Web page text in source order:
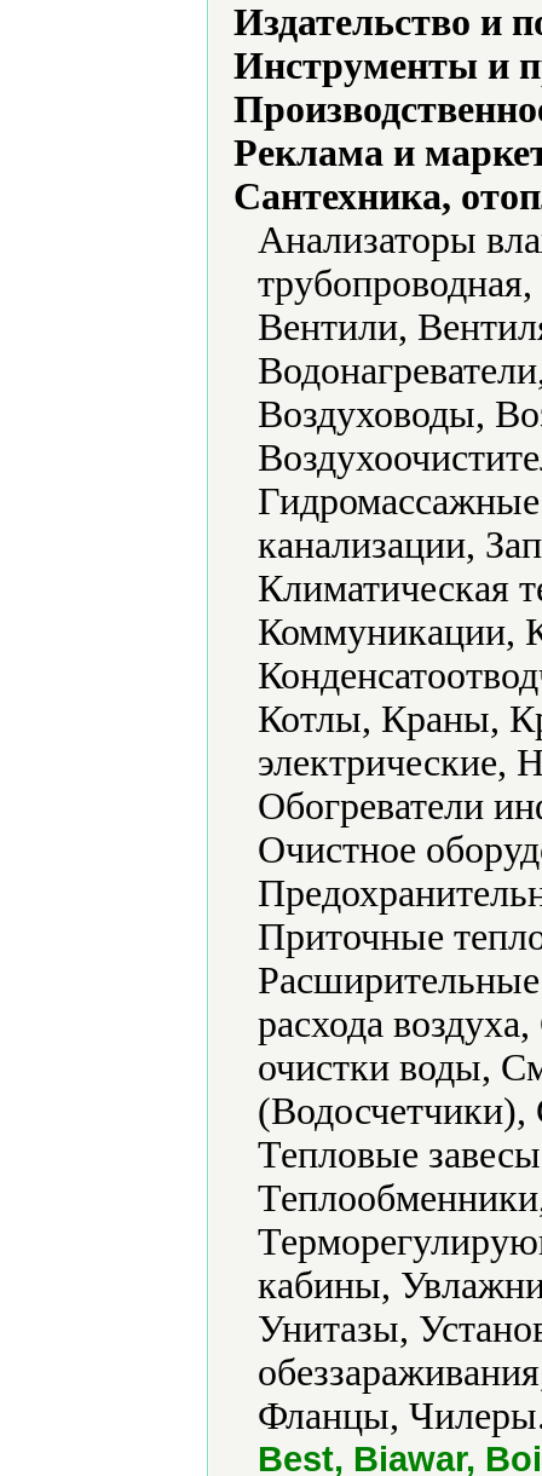
Издательство и
Инструменты и
Реклама и
Сантехника,
Анализаторы
Вентили,
Воздуховоды,
канализации,
Климатическая
Коммуникации,
Котлы, Краны,
электрические,
Обогреватели
Очистное
Приточные
расхода
очистки воды,
(Водосчетчики),
Тепловые
кабины,
Унитазы,
Фланцы,
Best, Biawar,